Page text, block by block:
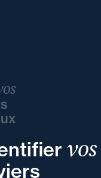
vos
et et
votre
votre
de ou